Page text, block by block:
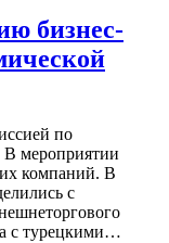
бизнес-
по
мероприятии
компаний. В
с
с турецкими…